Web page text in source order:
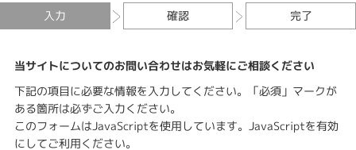
入力 確認 完了
当サイトについてのお問い合わせはお気軽にご相談ください
下記の項目に必要な情報を入力してください。「必須」マークが
ある箇所は必ずご入力ください。
このフォームはJavaScriptを使用しています。JavaScriptを有効
にしてご利用ください。